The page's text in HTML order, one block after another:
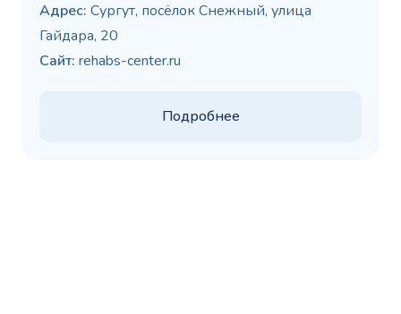
Адрес: Сургут, посёлок Снежный, улица
Гайдара, 20
Сайт: rehabs-center.ru
Подробнее